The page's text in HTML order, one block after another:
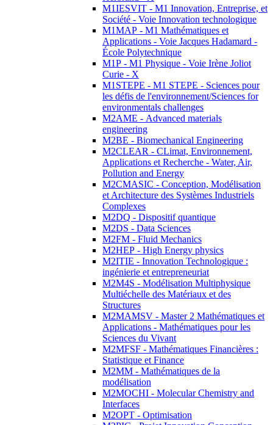
M1IESVIT - M1 Innovation, Entreprise, et
Société - Voie Innovation technologique
M1MAP - M1 Mathématiques et
Applications - Voie Jacques Hadamard -
École Polytechnique
M1P - M1 Physique - Voie Irène Joliot
Curie - X
M1STEPE - M1 STEPE - Sciences pour
les défis de l'environnement/Sciences for
environmentals challenges
M2AME - Advanced materials
engineering
M2BE - Biomechanical Engineering
M2CLEAR - CLimat, Environnement,
Applications et Recherche - Water, Air,
Pollution and Energy
M2CMASIC - Conception, Modélisation
et Architecture des Systèmes Industriels
Complexes
M2DQ - Dispositif quantique
M2DS - Data Sciences
M2FM - Fluid Mechanics
M2HEP - High Energy physics
M2ITIE - Innovation Technologique :
ingénierie et entrepreneuriat
M2M4S - Modélisation Multiphysique
Multiéchelle des Matériaux et des
Structures
M2MAMSV - Master 2 Mathématiques et
Applications - Mathématiques pour les
Sciences du Vivant
M2MFSF - Mathématiques Financières :
Statistique et Finance
M2MM - Mathématiques de la
modélisation
M2MOCHI - Molecular Chemistry and
Interfaces
M2OPT - Optimisation